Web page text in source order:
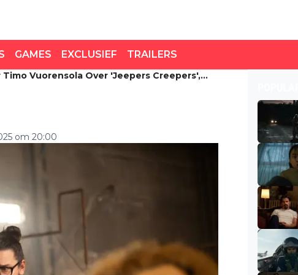
GAMES EXCLUSIEF TRAILERS
Vuorensola Over 'Jeepers Creepers',
om 20:00